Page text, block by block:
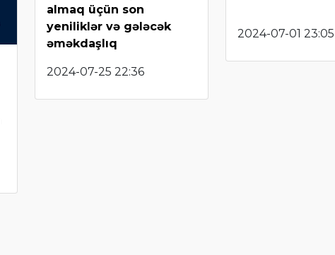
almaq üçün son
yeniliklər və gələcək
əməkdaşlıq
2024-07-25 22:36
2024-07-01 23:05